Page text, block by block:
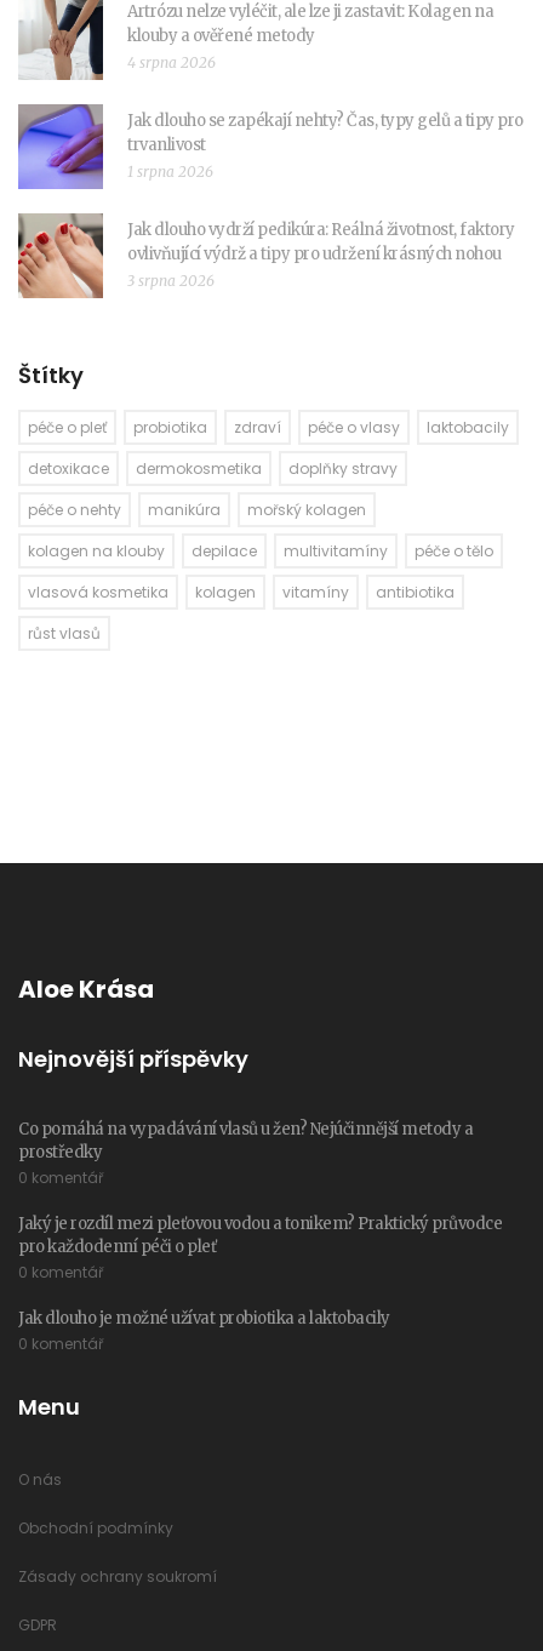
Artrózu nelze vyléčit, ale lze ji zastavit: Kolagen na
klouby a ověřené metody
4 srpna 2026
Jak dlouho se zapékají nehty? Čas, typy gelů a tipy pro
trvanlivost
1 srpna 2026
Jak dlouho vydrží pedikúra: Reálná životnost, faktory
ovlivňující výdrž a tipy pro udržení krásných nohou
3 srpna 2026
Štítky
péče o pleť probiotika zdraví péče o vlasy
laktobacily
detoxikace
dermokosmetika
doplňky stravy
péče o nehty
manikúra
mořský kolagen
kolagen na klouby
depilace multivitamíny
péče o tělo
vlasová kosmetika
kolagen vitamíny
antibiotika
růst vlasů
Aloe Krása
Nejnovější příspěvky
Co pomáhá na vypadávání vlasů u žen? Nejúčinnější metody a
prostředky
0 komentář
Jaký je rozdíl mezi pleťovou vodou a tonikem? Praktický průvodce
pro každodenní péči o pleť
0 komentář
Jak dlouho je možné užívat probiotika a laktobacily
0 komentář
Menu
O nás
Obchodní podmínky
Zásady ochrany soukromí
GDPR